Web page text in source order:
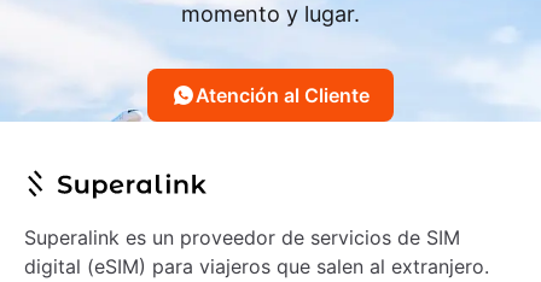
momento y lugar.
Atención al Cliente
Superalink es un proveedor de servicios de SIM
digital (eSIM) para viajeros que salen al extranjero.